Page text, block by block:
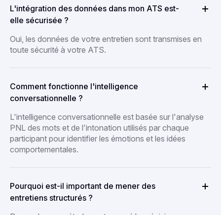
L'intégration des données dans mon ATS est-
elle sécurisée ?
Oui, les données de votre entretien sont transmises en
toute sécurité à votre ATS.
Comment fonctionne l'intelligence
conversationnelle ?
L'intelligence conversationnelle est basée sur l'analyse
PNL des mots et de l'intonation utilisés par chaque
participant pour identifier les émotions et les idées
comportementales.
Pourquoi est-il important de mener des
entretiens structurés ?